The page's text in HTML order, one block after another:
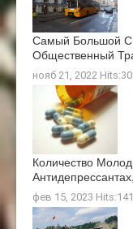
Самый Большой С
Общественный
нояб 21, 2022
Количество
фев 15, 2023